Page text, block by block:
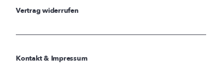
Vertrag widerrufen
Kontakt & Impressum